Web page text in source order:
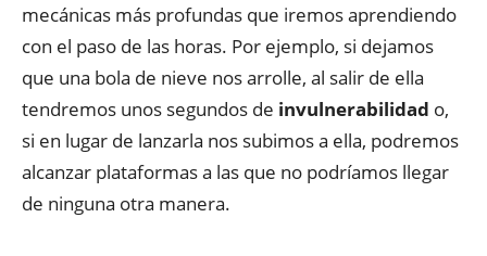
mecánicas más profundas que iremos aprendiendo
con el paso de las horas. Por ejemplo, si dejamos
que una bola de nieve nos arrolle, al salir de ella
tendremos unos segundos de invulnerabilidad o,
si en lugar de lanzarla nos subimos a ella, podremos
alcanzar plataformas a las que no podríamos llegar
de ninguna otra manera.